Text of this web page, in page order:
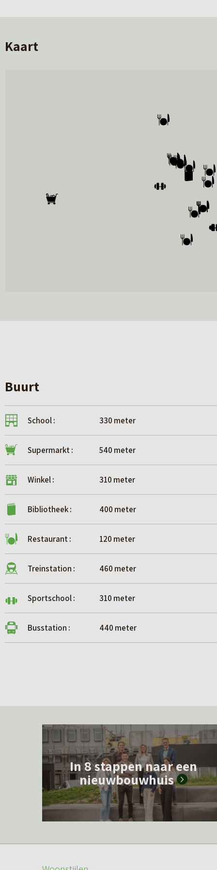
Wil je meer weten? Neem dan een kijkje op de
Kaart
Buurt
School : 330 meter
Supermarkt : 540 meter
Winkel : 310 meter
Bibliotheek : 400 meter
Restaurant : 120 meter
Treinstation : 460 meter
Sportschool : 310 meter
Busstation : 440 meter
L
e
m
e
e
In 8 stappen naar een
nieuwbouwhuis